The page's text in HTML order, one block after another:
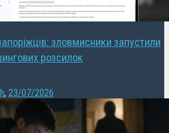
зловмисники запустили
розсилок
, 23/07/2026